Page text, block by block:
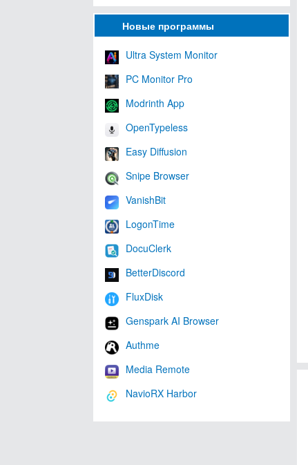
Новые программы
Ultra System Monitor
PC Monitor Pro
Modrinth App
OpenTypeless
Easy Diffusion
Snipe Browser
VanishBit
LogonTime
DocuClerk
BetterDiscord
FluxDisk
Genspark AI Browser
Authme
Media Remote
NavioRX Harbor